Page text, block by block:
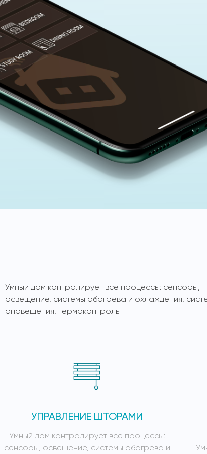
Умный дом контролирует все процессы: сенсоры,
освещение, системы обогрева и охлаждения,
оповещения, термоконтроль
УПРАВЛЕНИЕ ШТОРАМИ
Умный дом контролирует все процессы:
сенсоры, освещение, системы обогрева и